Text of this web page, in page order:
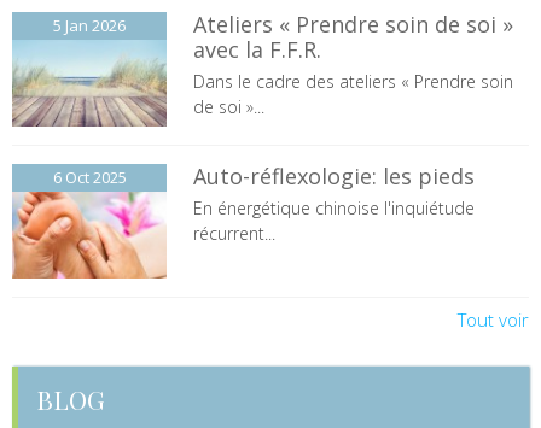
5 Jan 2026
Ateliers « Prendre soin de soi »
avec la F.F.R.
Dans le cadre des ateliers « Prendre soin
de soi »...
6 Oct2025 Auto-réflexologie: les pieds
En énergétique chinoise l'inquiétude
récurrent...
Tout voir
BLOG